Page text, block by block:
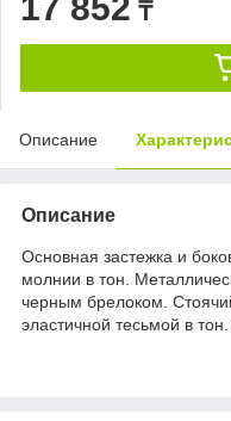
₸
Описание
Описание
Основная застежка и
молнии в тон.
черным брелоком.
эластичной тесьмой в